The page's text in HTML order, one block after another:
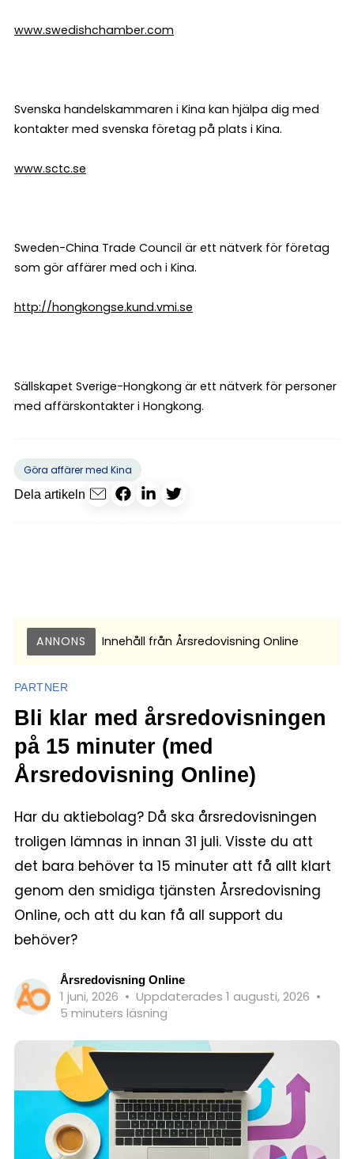
www.swedishchamber.com
Svenska handelskammaren i Kina kan hjälpa dig med
kontakter med svenska företag på plats i Kina.
www.sctc.se
Sweden-China Trade Council är ett nätverk för företag
som gör affärer med och i Kina.
http://hongkongse.kund.vmi.se
Sällskapet Sverige-Hongkong är ett nätverk för personer
med affärskontakter i Hongkong.
Göra affärer med Kina
Dela artikeln
ANNONS Innehåll från Årsredovisning Online
PARTNER
Bli klar med årsredovisningen
på 15 minuter (med
Årsredovisning Online)
Har du aktiebolag? Då ska årsredovisningen
troligen lämnas in innan 31 juli. Visste du att
det bara behöver ta 15 minuter att få allt klart
genom den smidiga tjänsten Årsredovisning
Online, och att du kan få all support du
behöver?
Årsredovisning Online
1 juni, 2026 • Uppdaterades 1 augusti, 2026 •
5 minuters läsning